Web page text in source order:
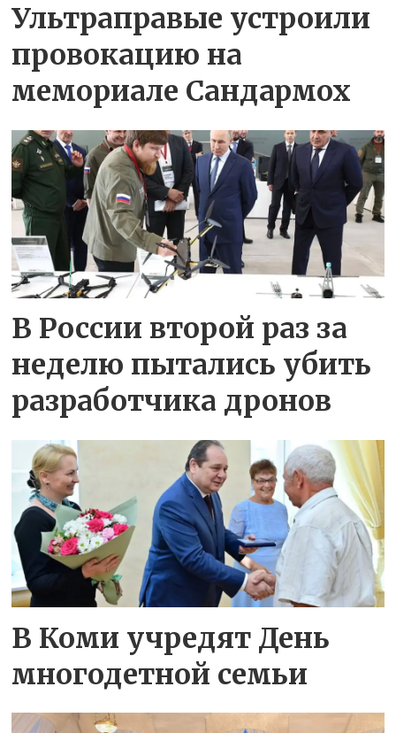
Ультраправые устроили
провокацию на
мемориале Сандармох
В России второй раз за
неделю пытались убить
разработчика дронов
В Коми учредят День
многодетной семьи